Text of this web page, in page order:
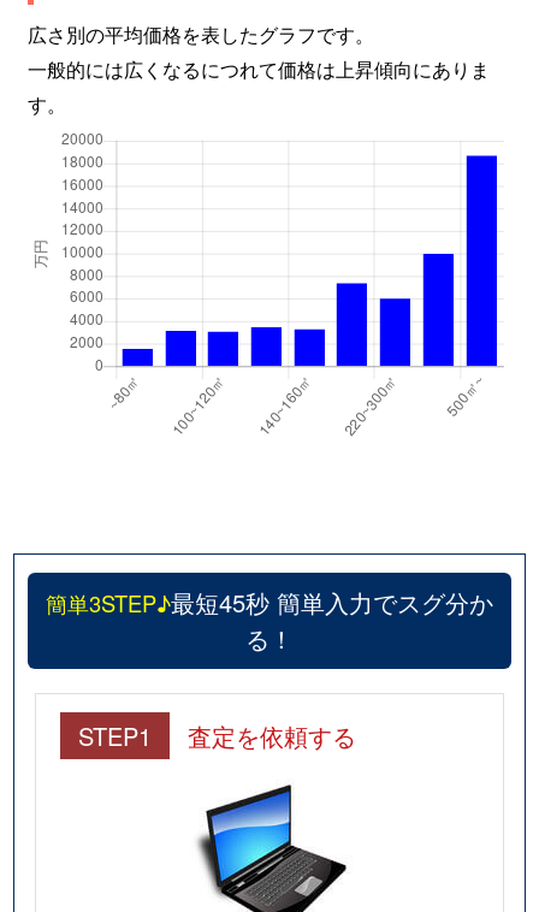
広さ別の平均価格を表したグラフです。
一般的には広くなるにつれて価格は上昇傾向にありま
す。
簡単3STEP♪最短45秒 簡単入力でスグ分か
る！
STEP1 査定を依頼する